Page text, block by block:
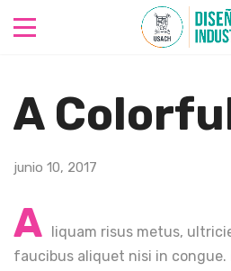
A
junio 10, 2017
A liquam risus metus,
faucibus aliquet nisi in congue.